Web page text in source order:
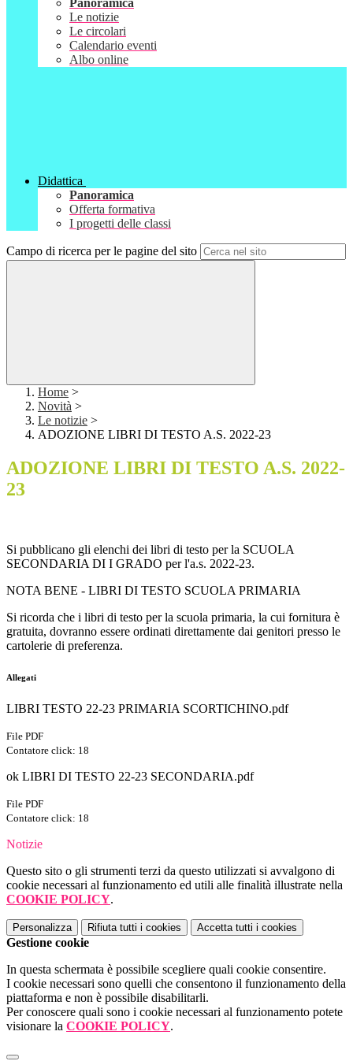
Panoramica
Le notizie
Le circolari
Calendario eventi
Albo online
Didattica
Panoramica
Offerta formativa
I progetti delle classi
Campo di ricerca per le pagine del sito
Home >
Novità >
Le notizie >
ADOZIONE LIBRI DI TESTO A.S. 2022-23
ADOZIONE LIBRI DI TESTO A.S. 2022-
23
Si pubblicano gli elenchi dei libri di testo per la SCUOLA
SECONDARIA DI I GRADO per l'a.s. 2022-23.
NOTA BENE - LIBRI DI TESTO SCUOLA PRIMARIA
Si ricorda che i libri di testo per la scuola primaria, la cui fornitura è
gratuita, dovranno essere ordinati direttamente dai genitori presso le
cartolerie di preferenza.
Allegati
LIBRI TESTO 22-23 PRIMARIA SCORTICHINO.pdf
File PDF
Contatore click: 18
ok LIBRI DI TESTO 22-23 SECONDARIA.pdf
File PDF
Contatore click: 18
Notizie
Questo sito o gli strumenti terzi da questo utilizzati si avvalgono di
cookie necessari al funzionamento ed utili alle finalità illustrate nella
COOKIE POLICY.
Personalizza Rifiuta tutti i cookies Accetta tutti i cookies
Gestione cookie
In questa schermata è possibile scegliere quali cookie consentire.
I cookie necessari sono quelli che consentono il funzionamento della
piattaforma e non è possibile disabilitarli.
Per conoscere quali sono i cookie necessari al funzionamento potete
visionare la COOKIE POLICY.